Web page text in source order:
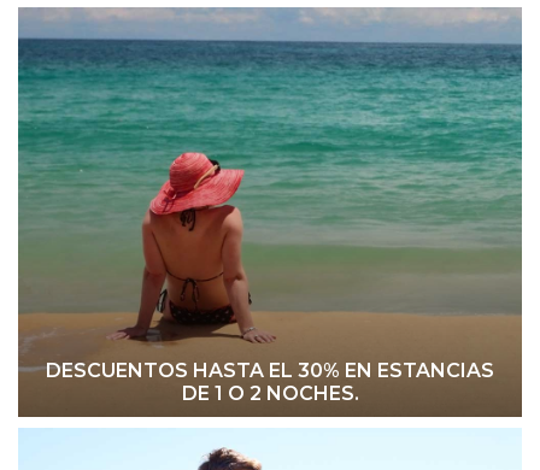
DESCUENTOS HASTA EL 30% EN ESTANCIAS
DE 1 O 2 NOCHES.